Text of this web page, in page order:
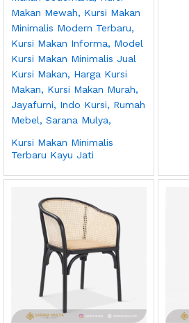
Kursi Makan Minimalis
Terbaru Kayu Jati